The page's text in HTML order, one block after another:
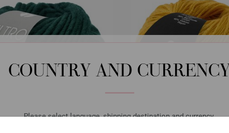
COUNTRY AND CURRENCY
Please select language, shipping destination and currency.